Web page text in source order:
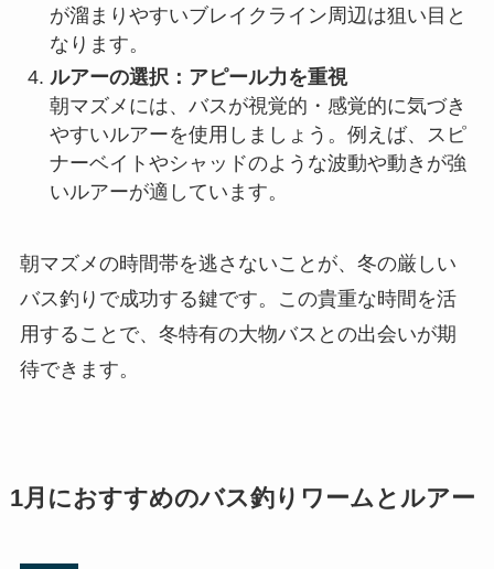
が溜まりやすいブレイクライン周辺は狙い目と
なります。
ルアーの選択：アピール力を重視
朝マズメには、バスが視覚的・感覚的に気づき
やすいルアーを使用しましょう。例えば、スピ
ナーベイトやシャッドのような波動や動きが強
いルアーが適しています。
朝マズメの時間帯を逃さないことが、冬の厳しい
バス釣りで成功する鍵です。この貴重な時間を活
用することで、冬特有の大物バスとの出会いが期
待できます。
1月におすすめのバス釣りワームとルアー